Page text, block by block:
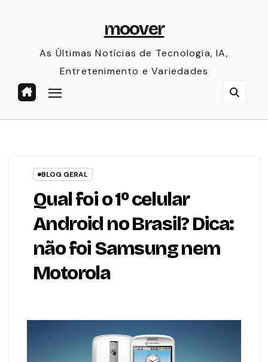
moover
As Últimas Notícias de Tecnologia, IA,
Entretenimento e Variedades
BLOG GERAL
Qual foi o 1º celular
Android no Brasil? Dica:
não foi Samsung nem
Motorola